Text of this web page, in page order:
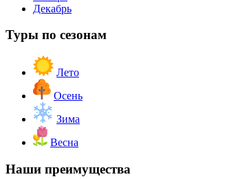
Декабрь
Туры по сезонам
Лето
Осень
Зима
Весна
Наши преимущества